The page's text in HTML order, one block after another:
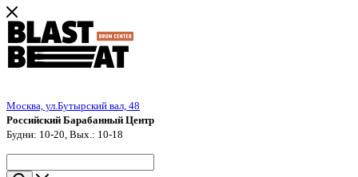
Москва, ул.Бутырский вал, 48
Российский Барабанный Центр
Будни: 10-20, Вых.: 10-18